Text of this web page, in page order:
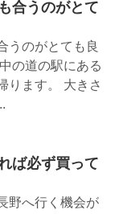
合うのがとて
うのがとても良
の道の駅にある
ります。 大きさ
ば必ず買って
野へ行く機会が